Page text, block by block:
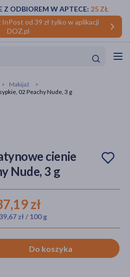
od 39 zł tylko w aplikacji
DOZ.pl
Z ODBIOREM W APTECE: 25 ZŁ
Makijaż
02 Peachy Nude, 3 g
cienie
Nude, 3 g
zł
zł / 100 g
Do koszyka